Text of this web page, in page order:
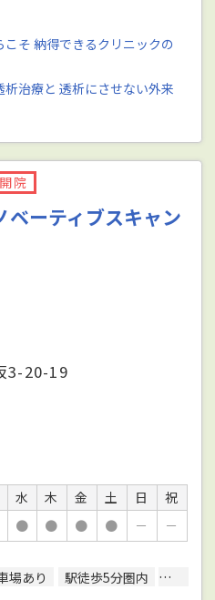
そ 納得できるクリニックの
治療と 透析にさせない外来
院
ベーティブスキャン
3-20-19
水 木 金 土 日
祝
● ● ● ● － －
場あり 駅徒歩5分圏内
エレベ